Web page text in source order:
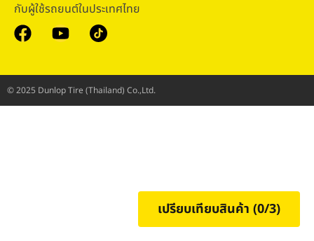
© 2025 Dunlop Tire (Thailand) Co.,Ltd.
กับผู้ใช้รถยนต์ในประเทศไทย
เปรียบเทียบสินค้า (0/3)